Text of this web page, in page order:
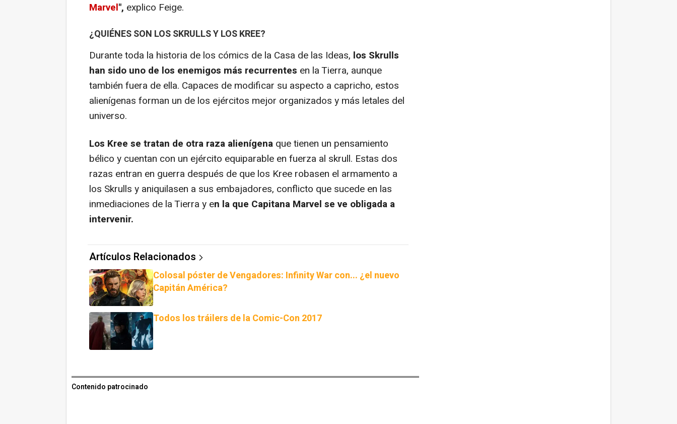
Marvel", explico Feige.
¿QUIÉNES SON LOS SKRULLS Y LOS KREE?
Durante toda la historia de los cómics de la Casa de las Ideas, los Skrulls
han sido uno de los enemigos más recurrentes en la Tierra, aunque
también fuera de ella. Capaces de modificar su aspecto a capricho, estos
alienígenas forman un de los ejércitos mejor organizados y más letales del
universo.
Los Kree se tratan de otra raza alienígena que tienen un pensamiento
bélico y cuentan con un ejército equiparable en fuerza al skrull. Estas dos
razas entran en guerra después de que los Kree robasen el armamento a
los Skrulls y aniquilasen a sus embajadores, conflicto que sucede en las
inmediaciones de la Tierra y en la que Capitana Marvel se ve obligada a
intervenir.
Artículos Relacionados
Colosal póster de Vengadores: Infinity War con... ¿el nuevo
Capitán América?
Todos los tráilers de la Comic-Con 2017
Contenido patrocinado